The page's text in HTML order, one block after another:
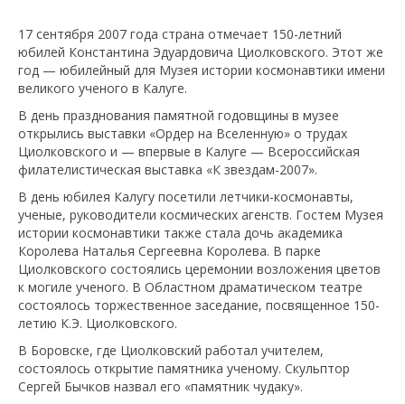
17 сентября 2007 года страна отмечает 150-летний
юбилей Константина Эдуардовича Циолковского. Этот же
год — юбилейный для Музея истории космонавтики имени
великого ученого в Калуге.
В день празднования памятной годовщины в музее
открылись выставки «Ордер на Вселенную» о трудах
Циолковского и — впервые в Калуге — Всероссийская
филателистическая выставка «К звездам-2007».
В день юбилея Калугу посетили летчики-космонавты,
ученые, руководители космических агенств. Гостем Музея
истории космонавтики также стала дочь академика
Королева Наталья Сергеевна Королева. В парке
Циолковского состоялись церемонии возложения цветов
к могиле ученого. В Областном драматическом театре
состоялось торжественное заседание, посвященное 150-
летию К.Э. Циолковского.
В Боровске, где Циолковский работал учителем,
состоялось открытие памятника ученому. Скульптор
Сергей Бычков назвал его «памятник чудаку».